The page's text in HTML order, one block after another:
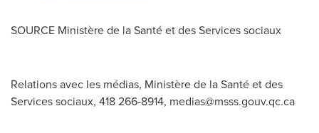
SOURCE Ministère de la Santé et des Services sociaux
Relations avec les médias, Ministère de la Santé et des
Services sociaux, 418 266-8914, medias@msss.gouv.qc.ca